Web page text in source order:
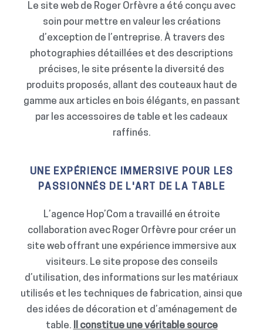
Le site web de Roger Orfèvre a été conçu avec
soin pour mettre en valeur les créations
d’exception de l’entreprise. À travers des
photographies détaillées et des descriptions
précises, le site présente la diversité des
produits proposés, allant des couteaux haut de
gamme aux articles en bois élégants, en passant
par les accessoires de table et les cadeaux
raffinés.
UNE EXPÉRIENCE IMMERSIVE POUR LES
PASSIONNÉS DE L'ART DE LA TABLE
L’agence Hop’Com a travaillé en étroite
collaboration avec Roger Orfèvre pour créer un
site web offrant une expérience immersive aux
visiteurs. Le site propose des conseils
d’utilisation, des informations sur les matériaux
utilisés et les techniques de fabrication, ainsi que
des idées de décoration et d’aménagement de
table.
Il constitue une véritable source